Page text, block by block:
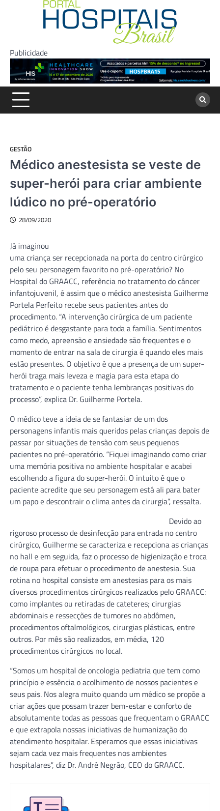
Publicidade
GESTÃO
Médico anestesista se veste de
super-herói para criar ambiente
lúdico no pré-operatório
28/09/2020
Já imaginou
uma criança ser recepcionada na porta do centro cirúrgico
pelo seu personagem favorito no pré-operatório? No
Hospital do GRAACC, referência no tratamento do câncer
infantojuvenil, é assim que o médico anestesista Guilherme
Portela Perfeito recebe seus pacientes antes do
procedimento. “A intervenção cirúrgica de um paciente
pediátrico é desgastante para toda a família. Sentimentos
como medo, apreensão e ansiedade são frequentes e o
momento de entrar na sala de cirurgia é quando eles mais
estão presentes. O objetivo é que a presença de um super-
herói traga mais leveza e magia para esta etapa do
tratamento e o paciente tenha lembranças positivas do
processo”, explica Dr. Guilherme Portela.
O médico teve a ideia de se fantasiar de um dos
personagens infantis mais queridos pelas crianças depois de
passar por situações de tensão com seus pequenos
pacientes no pré-operatório. “Fiquei imaginando como criar
uma memória positiva no ambiente hospitalar e acabei
escolhendo a figura do super-herói. O intuito é que o
paciente acredite que seu personagem está ali para bater
um papo e descontrair o clima antes da cirurgia”, ressalta.
Devido ao
rigoroso processo de desinfecção para entrada no centro
cirúrgico, Guilherme se caracteriza e recepciona as crianças
no hall e em seguida, faz o processo de higienização e troca
de roupa para efetuar o procedimento de anestesia. Sua
rotina no hospital consiste em anestesias para os mais
diversos procedimentos cirúrgicos realizados pelo GRAACC:
como implantes ou retiradas de cateteres; cirurgias
abdominais e ressecções de tumores no abdômen,
procedimentos oftalmológicos, cirurgias plásticas, entre
outros. Por mês são realizados, em média, 120
procedimentos cirúrgicos no local.
“Somos um hospital de oncologia pediatria que tem como
princípio e essência o acolhimento de nossos pacientes e
seus pais. Nos alegra muito quando um médico se propõe a
criar ações que possam trazer bem-estar e conforto de
absolutamente todas as pessoas que frequentam o GRAACC
e que extrapola nossas iniciativas de humanização do
atendimento hospitalar. Esperamos que essas iniciativas
sejam cada vez mais frequentes nos ambientes
hospitalares”, diz Dr. André Negrão, CEO do GRAACC.